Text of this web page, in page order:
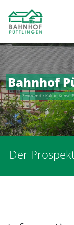
Bahnhof
Zentrum für Kultur, Kunst,
Der